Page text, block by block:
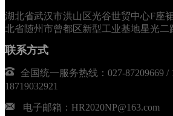
湖北省武汉市洪山区光谷世贸中心F座
北省随州市曾都区新型工业基地星光二
联系方式
全国统一服务热线：027-87209669 /
18719032921
电子邮箱：HR2020NP@163.com